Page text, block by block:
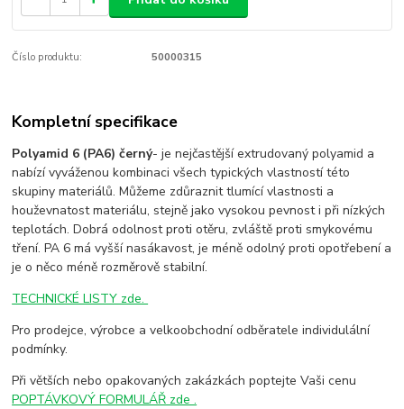
Číslo produktu: 50000315
Kompletní specifikace
Polyamid 6 (PA6) černý- je nejčastější extrudovaný polyamid a
nabízí vyváženou kombinaci všech typických vlastností této
skupiny materiálů. Můžeme zdůraznit tlumící vlastnosti a
houževnatost materiálu, stejně jako vysokou pevnost i při nízkých
teplotách. Dobrá odolnost proti otěru, zvláště proti smykovému
tření. PA 6 má vyšší nasákavost, je méně odolný proti opotřebení a
je o něco méně rozměrově stabilní.
TECHNICKÉ LISTY zde.
Pro prodejce, výrobce a velkoobchodní odběratele individulální
podmínky.
Při větších nebo opakovaných zakázkách poptejte Vaši cenu
POPTÁVKOVÝ FORMULÁŘ zde .